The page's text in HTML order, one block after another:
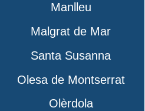
Manlleu
Malgrat de Mar
Santa Susanna
Olesa de Montserrat
Olèrdola